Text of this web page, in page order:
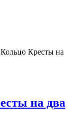
Кольцо Кресты на
на два